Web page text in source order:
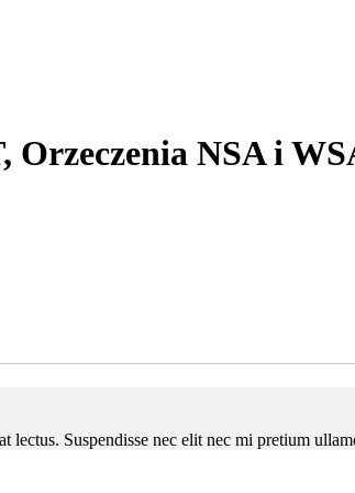
Orzeczenia NSA i
Suspendisse nec elit nec mi pretium